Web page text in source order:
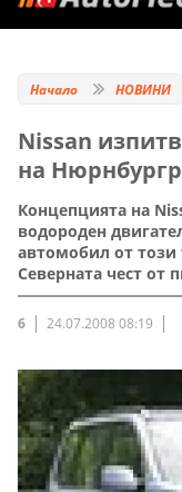
Начало НОВИНИ
Nissan
на
Концепцията на
водороден
автомобил от
Северната чест от
6 24.07.2008 08:19